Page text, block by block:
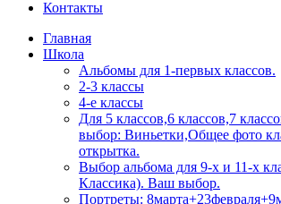
Контакты
Главная
Школа
Альбомы для 1-первых классов.
2-3 классы
4-е классы
Для 5 классов,6 классов,7
выбор: Виньетки,Общее фото
открытка.
Выбор альбома для 9-х и 11-х
Классика). Ваш выбор.
Портреты: